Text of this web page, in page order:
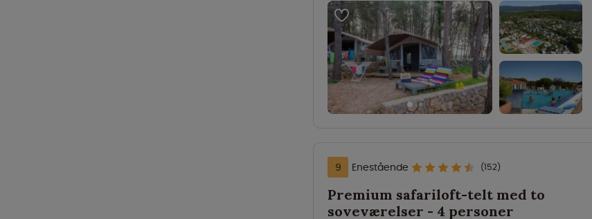
9 Enestående (152)
Premium safariloft-telt med to
soveværelser - 4 personer